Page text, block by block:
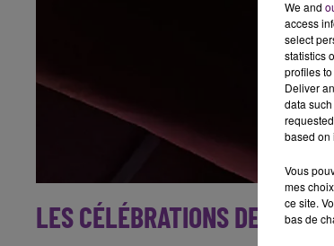
LES CÉLÉBRATIONS DE LA
We and
access
select
statistics
profiles
Deliver
data
based on
Vous
mes
ce site.
bas de